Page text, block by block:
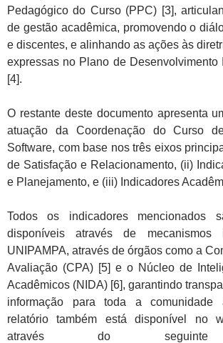
Pedagógico do Curso (PPC) [3],
de gestão acadêmica, promovendo o
e discentes, e alinhando as ações às
expressas no Plano de Desenvolvimento
[4].
O restante deste documento apresenta
atuação da Coordenação do Curso
Software, com base nos três eixos
de Satisfação e Relacionamento, (ii)
e Planejamento, e (iii) Indicadores
Todos os indicadores mencionados
disponíveis através de mecanismos
UNIPAMPA, através de órgãos como a
Avaliação (CPA) [5] e o Núcleo de
Acadêmicos (NIDA) [6], garantindo
informação para toda a comunidade
relatório também está disponível no
através do seguinte